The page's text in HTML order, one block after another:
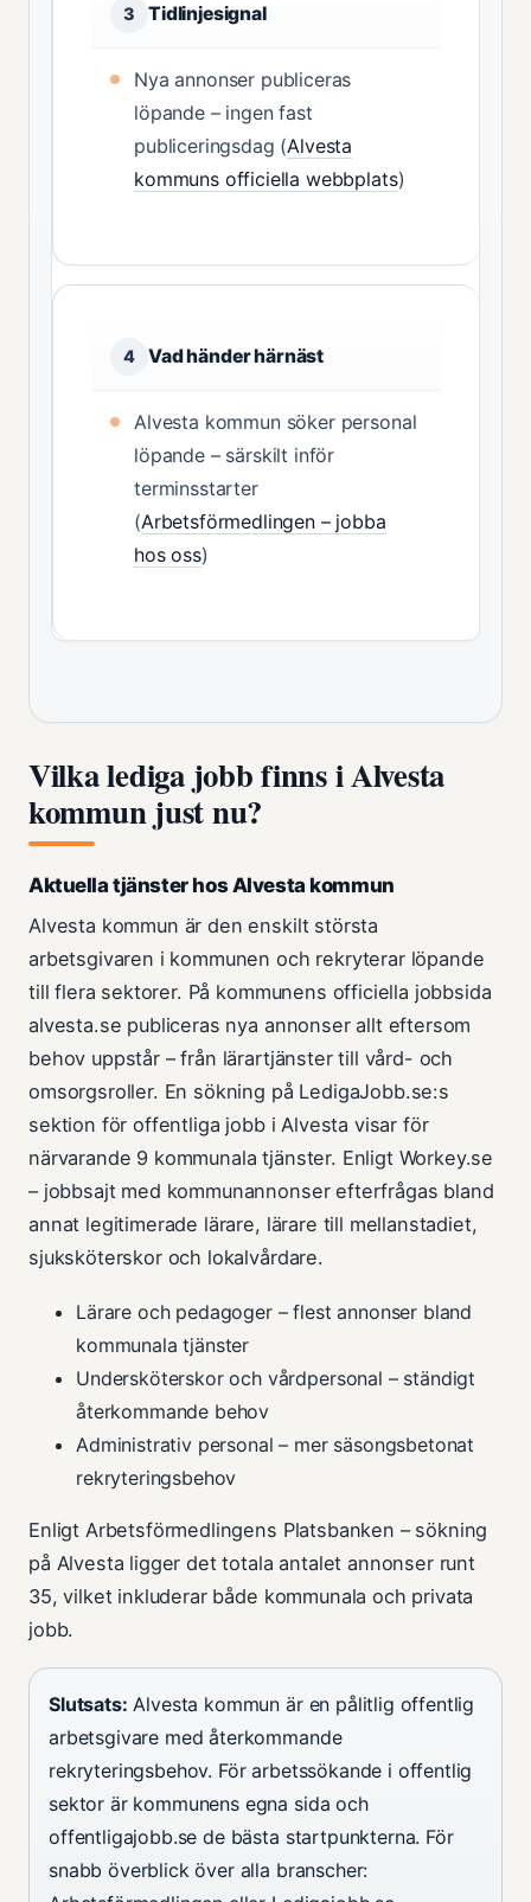
3 Tidlinjesignal
Nya annonser publiceras
löpande – ingen fast
publiceringsdag (Alvesta
kommuns officiella webbplats)
4 Vad händer härnäst
Alvesta kommun söker personal
löpande – särskilt inför
terminsstarter
(Arbetsförmedlingen – jobba
hos oss)
Vilka lediga jobb finns i Alvesta
kommun just nu?
Aktuella tjänster hos Alvesta kommun
Alvesta kommun är den enskilt största
arbetsgivaren i kommunen och rekryterar löpande
till flera sektorer. På kommunens officiella jobbsida
alvesta.se publiceras nya annonser allt eftersom
behov uppstår – från lärartjänster till vård- och
omsorgsroller. En sökning på LedigaJobb.se:s
sektion för offentliga jobb i Alvesta visar för
närvarande 9 kommunala tjänster. Enligt Workey.se
– jobbsajt med kommunannonser efterfrågas bland
annat legitimerade lärare, lärare till mellanstadiet,
sjuksköterskor och lokalvårdare.
Lärare och pedagoger – flest annonser bland
kommunala tjänster
Undersköterskor och vårdpersonal – ständigt
återkommande behov
Administrativ personal – mer säsongsbetonat
rekryteringsbehov
Enligt Arbetsförmedlingens Platsbanken – sökning
på Alvesta ligger det totala antalet annonser runt
35, vilket inkluderar både kommunala och privata
jobb.
Slutsats: Alvesta kommun är en pålitlig offentlig
arbetsgivare med återkommande
rekryteringsbehov. För arbetssökande i offentlig
sektor är kommunens egna sida och
offentligajobb.se de bästa startpunkterna. För
snabb överblick över alla branscher: